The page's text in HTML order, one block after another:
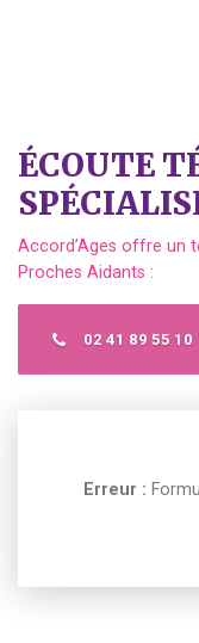
ÉCOUTE
Accord’Ages offre un
Proches Aidants :
02 41 89 55 10
Erreur :